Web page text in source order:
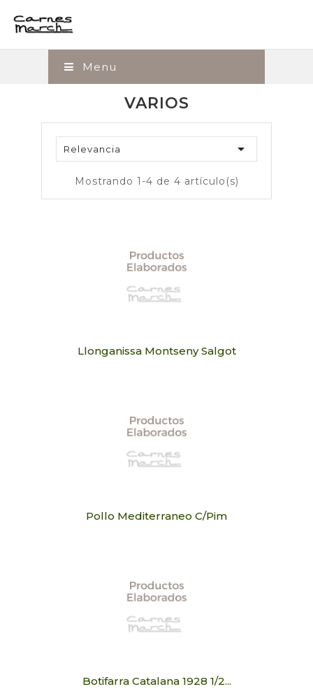
Menu
VARIOS
Relevancia 
Mostrando 1-4 de 4 artículo(s)
Llonganissa Montseny Salgot
Pollo Mediterraneo C/Pim
Botifarra Catalana 1928 1/2...